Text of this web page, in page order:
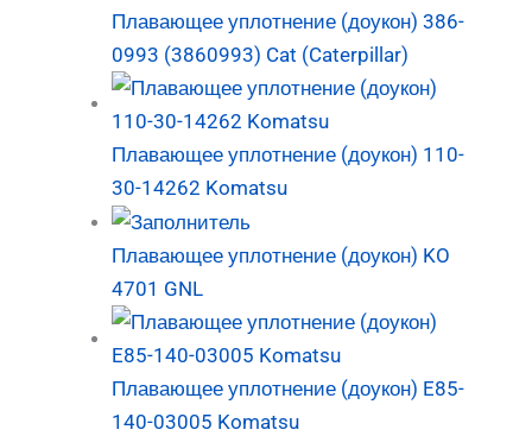
Плавающее уплотнение (доукон) 386-
0993 (3860993) Cat (Caterpillar)
Плавающее уплотнение (доукон) 110-
30-14262 Komatsu
Плавающее уплотнение (доукон) KO
4701 GNL
Плавающее уплотнение (доукон) E85-
140-03005 Komatsu